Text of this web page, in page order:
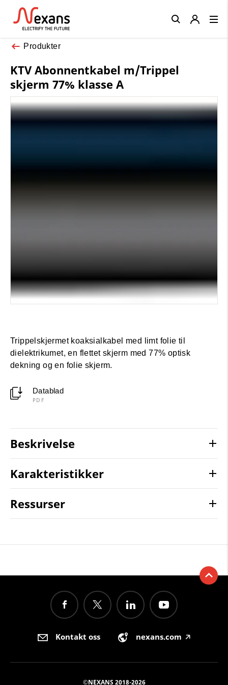
Produkter
KTV Abonnentkabel m/Trippel
skjerm 77% klasse A
Trippelskjermet koaksialkabel med limt folie til
dielektrikumet, en flettet skjerm med 77% optisk
dekning og en folie skjerm.
Datablad
PDF
Beskrivelse
Karakteristikker
Ressurser
Close
Kontakt oss nexans.com 🡥
©NEXANS 2018-2026